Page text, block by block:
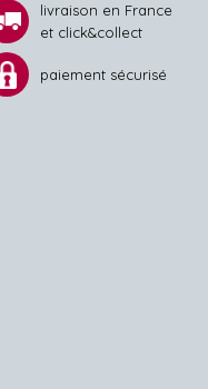
livraison en France
et click&collect
paiement sécurisé